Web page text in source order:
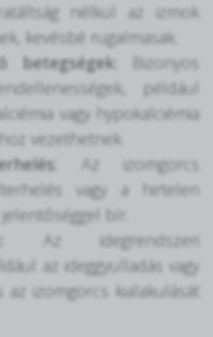
nélkül az izmok
kevésbé rugalmasak.
betegségek:
Bizonyos
például
vagy hypokalciémia
vezethetnek.
Az izomgörcs
vagy a hirtelen
bír.
Az idegrendszeri
az ideggyulladás vagy
az izomgörcs kialakulását